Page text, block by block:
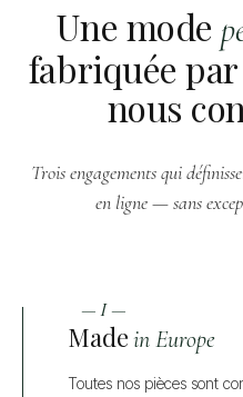
Une mode
fabriquée
nous
Trois engagements qui
en ligne — sans
— I —
Madein Europe
Toutes nos pièces sont